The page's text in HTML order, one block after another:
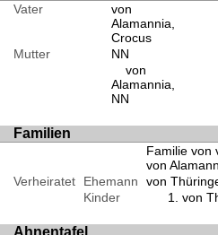
Vater
von
Alamannia,
Crocus
Mutter
NN
von
Alamannia,
NN
Familien
Familie von
von
Verheiratet
Ehemann
von
Kinder
von